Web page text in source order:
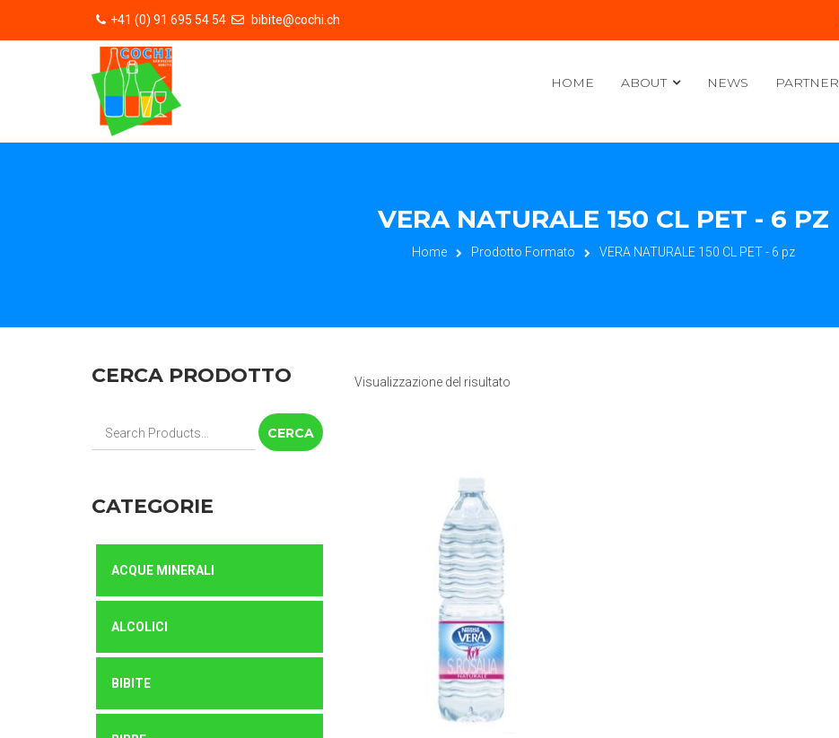
+41 (0) 91 695 54 54 bibite@cochi.ch
HOME ABOUT NEWS PARTNER
VERA NATURALE 150 CL PET - 6 PZ
Home Prodotto Formato VERA NATURALE 150 CL PET - 6 pz
Visualizzazione del risultato
CERCA PRODOTTO
Cerca:
CATEGORIE
ACQUE MINERALI
ALCOLICI
BIBITE